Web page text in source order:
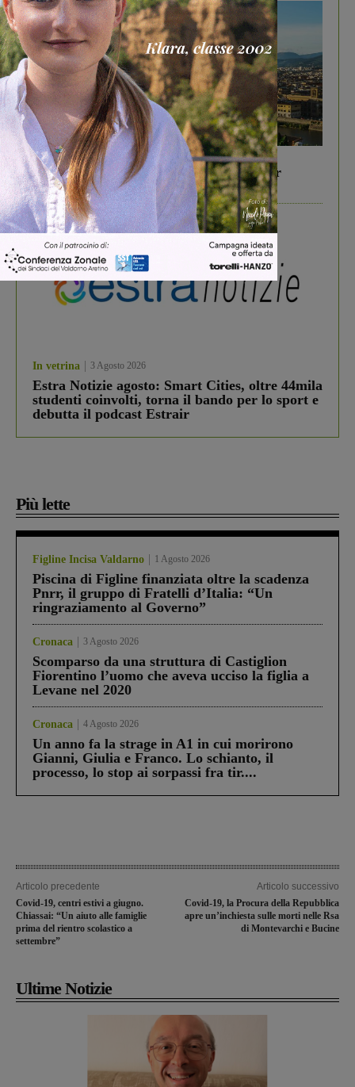
In vetrina 6 Agosto 2026
Gita di famiglia a Firenze: 5 idee per far
divertire i tuoi figli
In vetrina 3 Agosto 2026
Estra Notizie agosto: Smart Cities, oltre 44mila
studenti coinvolti, torna il bando per lo sport e
debutta il podcast Estrair
Più lette
Figline Incisa Valdarno 1 Agosto 2026
Piscina di Figline finanziata oltre la scadenza
Pnrr, il gruppo di Fratelli d’Italia: “Un
ringraziamento al Governo”
Cronaca 3 Agosto 2026
Scomparso da una struttura di Castiglion
Fiorentino l’uomo che aveva ucciso la figlia a
Levane nel 2020
Cronaca 4 Agosto 2026
Un anno fa la strage in A1 in cui morirono
Gianni, Giulia e Franco. Lo schianto, il
processo, lo stop ai sorpassi fra tir....
Articolo precedente
Covid-19, centri estivi a giugno.
Chiassai: “Un aiuto alle famiglie
prima del rientro scolastico a
settembre”
Articolo successivo
Covid-19, la Procura della Repubblica
apre un’inchiesta sulle morti nelle Rsa
di Montevarchi e Bucine
Ultime Notizie